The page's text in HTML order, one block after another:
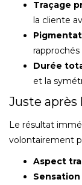
Traçage
la cliente
Durée
et la
Juste
Le résultat
volontairement
Aspect